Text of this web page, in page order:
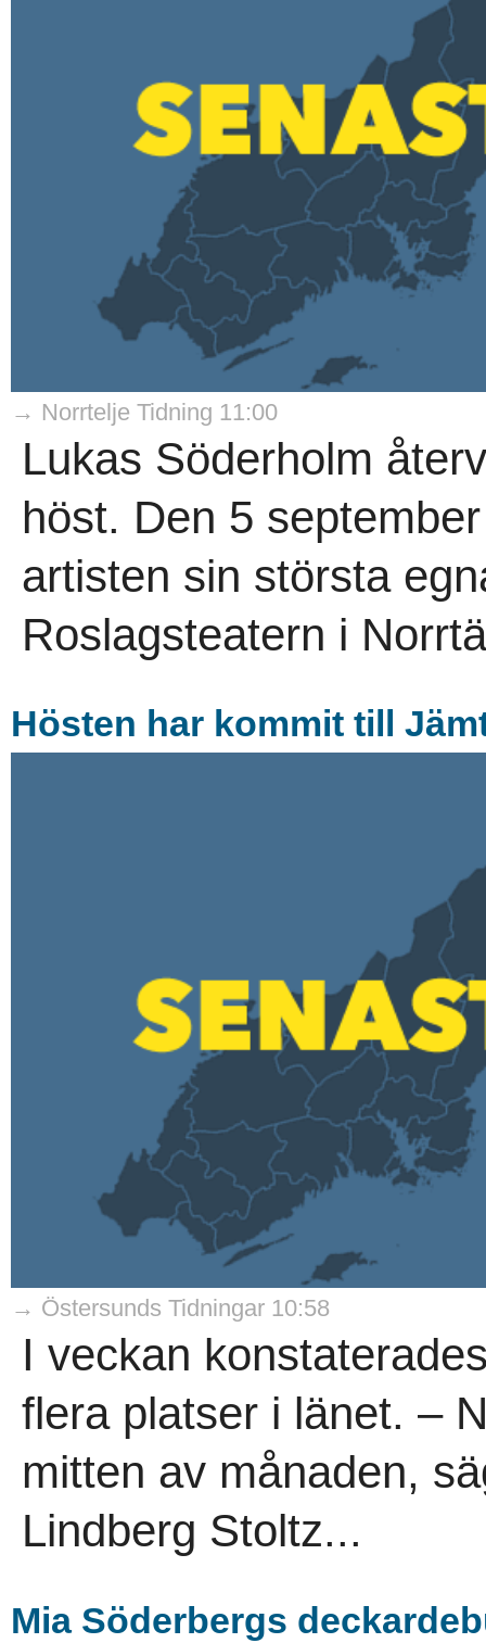
→ Norrtelje Tidning 11:00
Lukas Söderholm
höst. Den 5
artisten sin största
Roslagsteatern i
Hösten har kommit till
→ Östersunds Tidningar 10:58
I veckan
flera platser i länet. –
mitten av månaden,
Lindberg Stoltz...
Mia Söderbergs